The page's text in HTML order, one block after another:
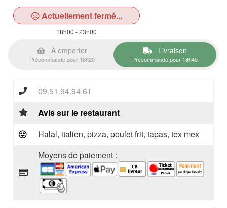
Actuellement fermé...
18h00 - 23h00
À emporter
Précommande pour 18h20
Livraison
Précommande pour 18h45
09.51.94.94.61
Avis sur le restaurant
Halal, italien, pizza, poulet frit, tapas, tex mex
Moyens de paiement :